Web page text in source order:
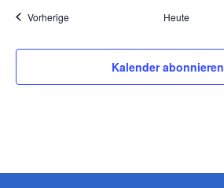
VorherigeVeranstaltungen Heute
Kalender abonnieren